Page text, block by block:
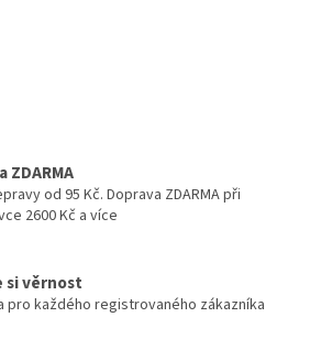
ZDARMA
od 95 Kč. Doprava ZDARMA při
2600 Kč a více
si věrnost
pro každého registrovaného zákazníka